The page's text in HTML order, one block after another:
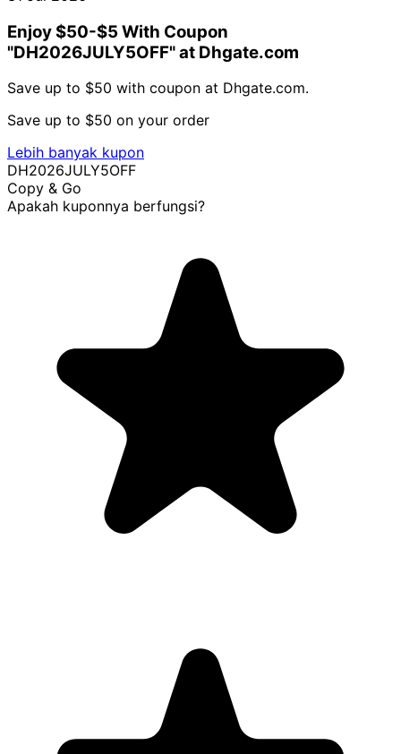
Enjoy $50-$5 With Coupon
"DH2026JULY5OFF" at Dhgate.com
Save up to $50 with coupon at Dhgate.com.
Save up to $50 on your order
Lebih banyak kupon
DH2026JULY5OFF
Copy & Go
Apakah kuponnya berfungsi?